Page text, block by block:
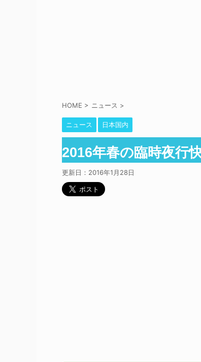
HOME > ニュース >
ニュース 日本国内
2016年春の臨時夜行
更新日： 2016年1月28日